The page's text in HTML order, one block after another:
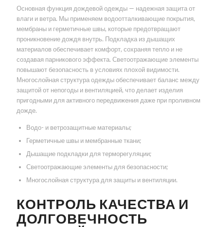
Основная функция дождевой одежды — надежная защита от
влаги и ветра. Мы применяем водоотталкивающие покрытия,
мембраны и герметичные швы, которые предотвращают
проникновение дождя внутрь. Подкладка из дышащих
материалов обеспечивает комфорт, сохраняя тепло и не
создавая парникового эффекта. Светоотражающие элементы
повышают безопасность в условиях плохой видимости.
Многослойная структура одежды обеспечивает баланс между
защитой от непогоды и вентиляцией, что делает изделия
пригодными для активного передвижения даже при проливном
дожде.
Водо- и ветрозащитные материалы;
Герметичные швы и мембранные ткани;
Дышащие подкладки для терморегуляции;
Светоотражающие элементы для безопасности;
Многослойная структура для защиты и вентиляции.
КОНТРОЛЬ КАЧЕСТВА И
ДОЛГОВЕЧНОСТЬ